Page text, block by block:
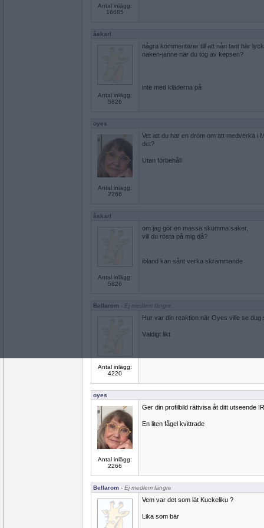
Antal inlägg:
16685
åskarl
Antal inlägg:
5826
några kommentarer till att nån tant här
naken-janne när du tog av kepsen?
inte med kläderna på
oyes
Antal inlägg:
2266
Vet att du har en dröm om att medverka i
det?
Utan förbehåll
åskarl
Antal inlägg:
5826
om jag gör en massa skumma saker,
vill du rösta på mig då?
ibland kan sånt verka skrämmande
Bellarom - Ej medlem längre
Antal inlägg:
4220
Hur var din reaktion när Oyes ville se dug
Väldigt likt
oyes
Antal inlägg:
2266
Ger din profilbild rättvisa åt ditt utseende
En liten fågel kvittrade
Bellarom - Ej medlem längre
Vem var det som lät Kuckeliku ?
Lika som bär